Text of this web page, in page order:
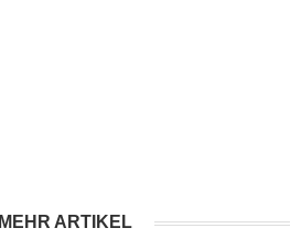
MEHR ARTIKEL